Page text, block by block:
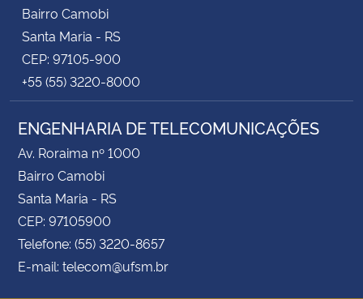
Secretaria de Governo
Gabinete de Segurança Institucional
Advocacia-Geral da União
Bairro Camobi
Santa Maria - RS
CEP: 97105-900
+55 (55) 3220-8000
ENGENHARIA DE TELECOMUNICAÇÕES
Av. Roraima nº 1000
Bairro Camobi
Santa Maria - RS
CEP: 97105900
Telefone: (55) 3220-8657
E-mail: telecom@ufsm.br